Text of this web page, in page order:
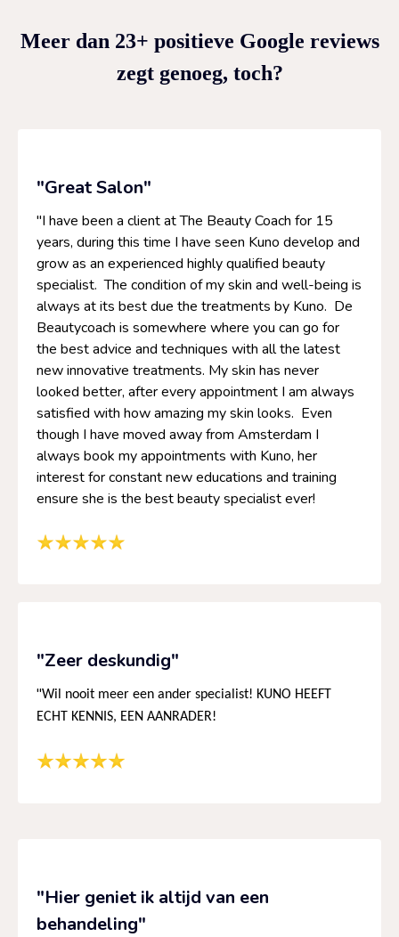
Meer dan 23+ positieve Google reviews
zegt genoeg, toch?
"Great Salon"
"I have been a client at The Beauty Coach for 15
years, during this time I have seen Kuno develop and
grow as an experienced highly qualified beauty
specialist. The condition of my skin and well-being is
always at its best due the treatments by Kuno. De
Beautycoach is somewhere where you can go for
the best advice and techniques with all the latest
new innovative treatments. My skin has never
looked better, after every appointment I am always
satisfied with how amazing my skin looks. Even
though I have moved away from Amsterdam I
always book my appointments with Kuno, her
interest for constant new educations and training
ensure she is the best beauty specialist ever!
"Zeer deskundig"
"Wil nooit meer een ander specialist! KUNO HEEFT
ECHT KENNIS, EEN AANRADER!
"Hier geniet ik altijd van een
behandeling"